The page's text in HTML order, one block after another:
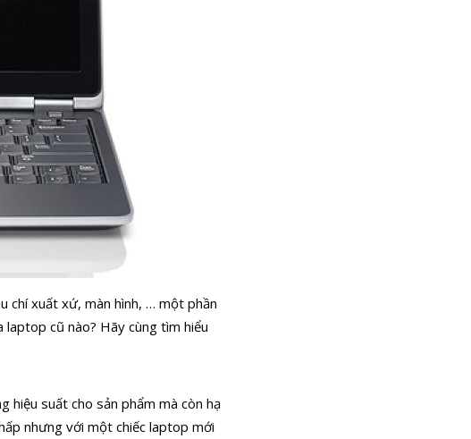
chí xuất xứ, màn hình, … một phần
cũ nào? Hãy cùng tìm hiểu
hiệu suất cho sản phẩm mà còn hạ
nhưng với một chiếc laptop mới